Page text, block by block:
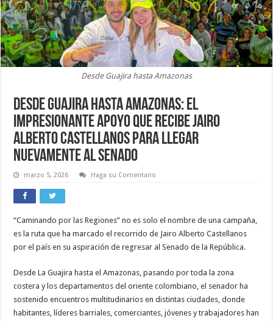
Desde Guajira hasta Amazonas
Desde Guajira hasta Amazonas: El
impresionante apoyo que recibe Jairo
Alberto Castellanos para llegar
nuevamente al Senado
marzo 5, 2026 Haga su Comentario
“Caminando por las Regiones” no es solo el nombre de una campaña,
es la ruta que ha marcado el recorrido de Jairo Alberto Castellanos
por el país en su aspiración de regresar al Senado de la República.
Desde La Guajira hasta el Amazonas, pasando por toda la zona
costera y los departamentos del oriente colombiano, el senador ha
sostenido encuentros multitudinarios en distintas ciudades, donde
habitantes, líderes barriales, comerciantes, jóvenes y trabajadores han